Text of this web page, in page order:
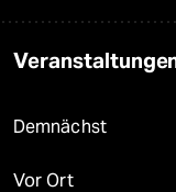
Demnächst
Vor Ort